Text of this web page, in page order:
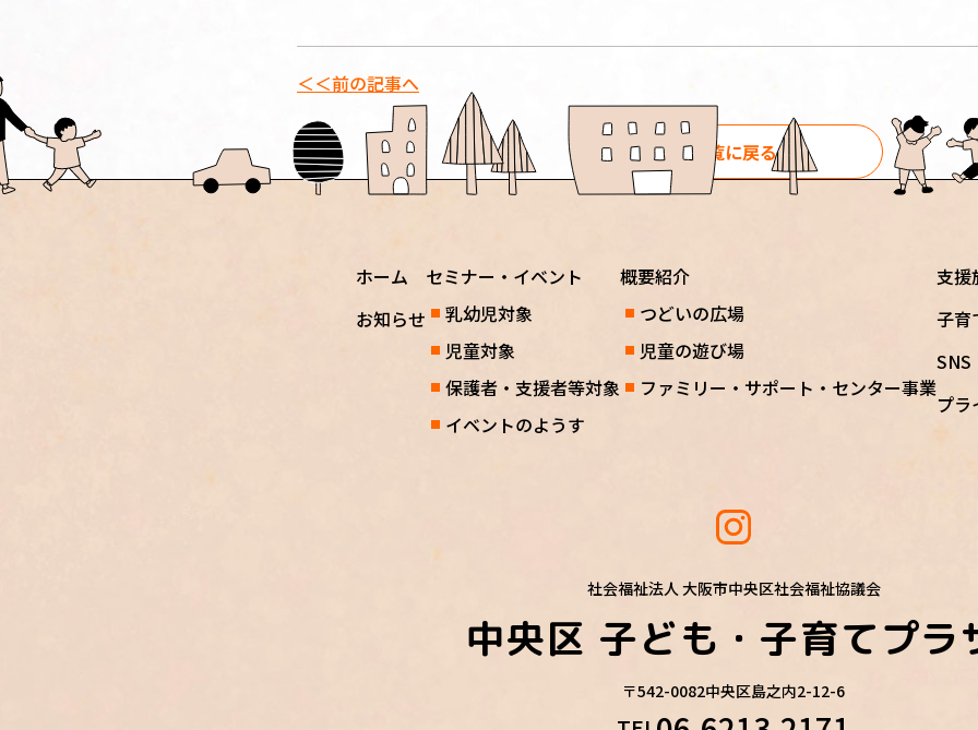
＜＜前の記事へ
一覧に戻る
ホーム
お知らせ
セミナー・イベント
乳幼児対象
児童対象
保護者・支援者等対象
イベントのようす
概要紹介
つどいの広場
児童の遊び場
ファミリー・サポート・センター事業
支援
子育
SNS
プラ
社会福祉法人 大阪市中央区社会福祉協議会
中央区 子ども・子育てプラ
〒542-0082中央区島之内2-12-6